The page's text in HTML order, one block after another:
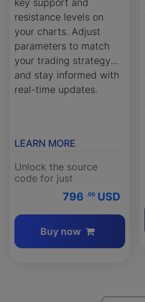
resistance levels on
your charts. Adjust
parameters to match
your trading strategy
and stay informed with
real-time updates.
LEARN MORE
Unlock the source
code for just
796 .00 USD
Buy now